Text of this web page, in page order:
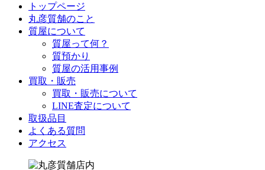
トップページ
丸彦質舗のこと
質屋について
質屋って何？
質預かり
質屋の活用事例
買取・販売
買取・販売について
LINE査定について
取扱品目
よくある質問
アクセス